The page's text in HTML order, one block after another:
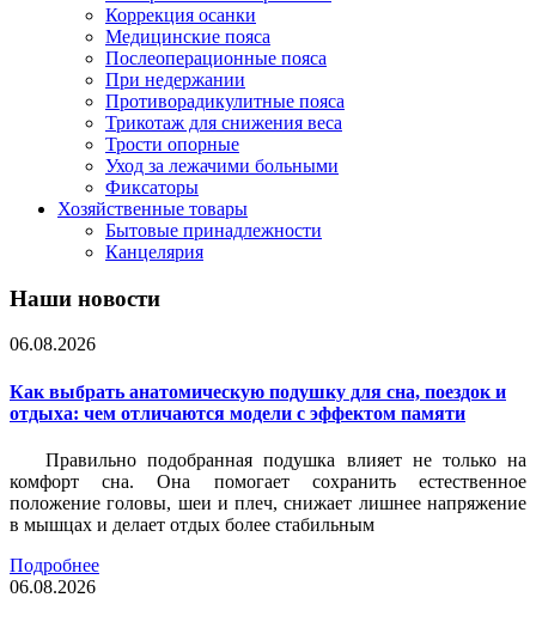
Коррекция осанки
Медицинские пояса
Послеоперационные пояса
При недержании
Противорадикулитные пояса
Трикотаж для снижения веса
Трости опорные
Уход за лежачими больными
Фиксаторы
Хозяйственные товары
Бытовые принадлежности
Канцелярия
Наши новости
06.08.2026
Как выбрать анатомическую подушку для сна, поездок и
отдыха: чем отличаются модели с эффектом памяти
Правильно подобранная подушка влияет не только на
комфорт сна. Она помогает сохранить естественное
положение головы, шеи и плеч, снижает лишнее напряжение
в мышцах и делает отдых более стабильным
Подробнее
06.08.2026